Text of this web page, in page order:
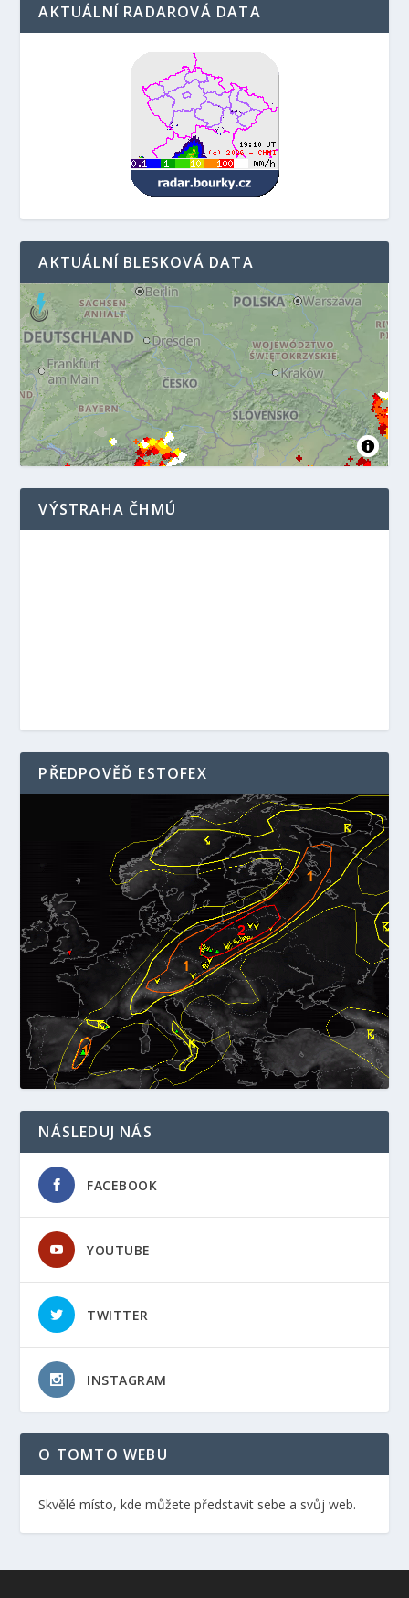
AKTUÁLNÍ RADAROVÁ DATA
AKTUÁLNÍ BLESKOVÁ DATA
VÝSTRAHA ČHMÚ
PŘEDPOVĚĎ ESTOFEX
NÁSLEDUJ NÁS
FACEBOOK
YOUTUBE
TWITTER
INSTAGRAM
O TOMTO WEBU
Skvělé místo, kde můžete představit sebe a svůj web.